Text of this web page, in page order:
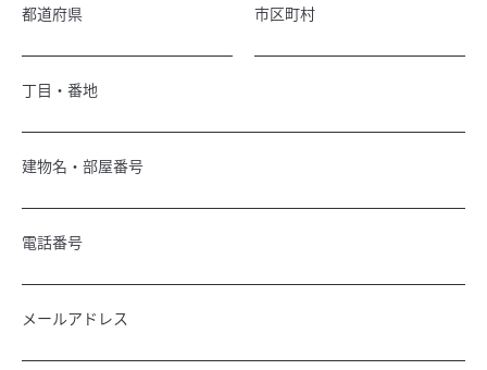
都道府県 市区町村
丁目・番地
建物名・部屋番号
電話番号
メールアドレス